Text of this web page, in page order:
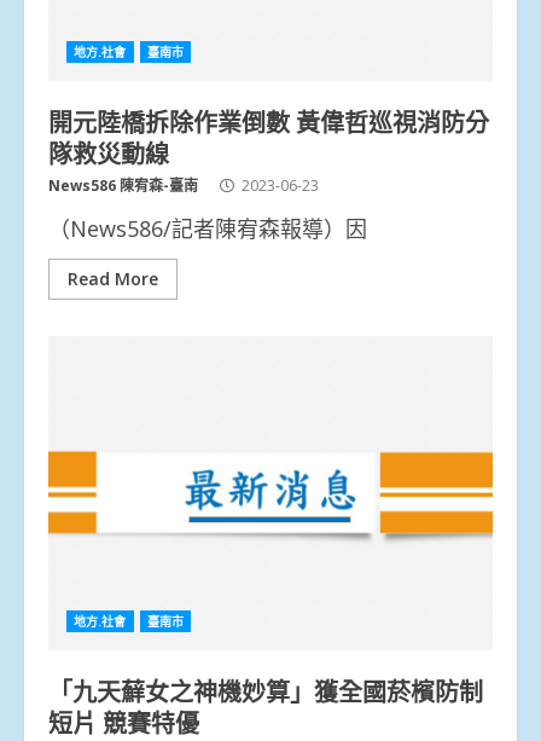
地方.社會 臺南市
開元陸橋拆除作業倒數 黃偉哲巡視消防分
隊救災動線
News586 陳宥森-臺南 2023-06-23
（News586/記者陳宥森報導）因
Read More
地方.社會 臺南市
「九天蘚女之神機妙算」獲全國菸檳防制
短片 競賽特優